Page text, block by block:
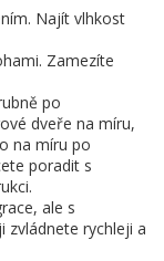
Najít vlhkost
Zamezíte
po
dveře na míru,
na míru po
poradit s
ale s
zvládnete rychleji a